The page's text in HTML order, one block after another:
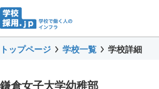
トップページ 学校一覧 学校詳細
鎌倉女子大学幼稚部